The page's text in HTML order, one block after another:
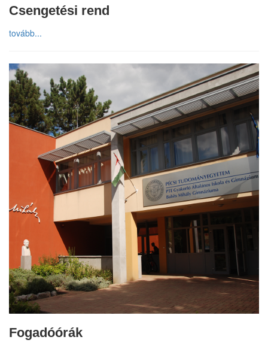
Csengetési rend
tovább...
Fogadóórák